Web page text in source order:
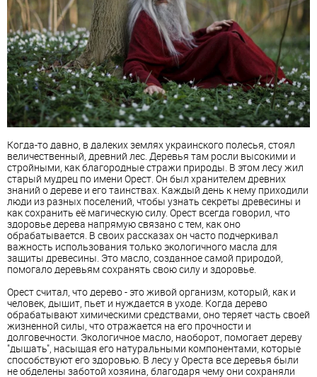
Когда-то давно, в далеких землях украинского полесья, стоял
величественный, древний лес. Деревья там росли высокими и
стройными, как благородные стражи природы. В этом лесу жил
старый мудрец по имени Орест. Он был хранителем древних
знаний о дереве и его таинствах. Каждый день к нему приходили
люди из разных поселений, чтобы узнать секреты древесины и
как сохранить её магическую силу. Орест всегда говорил, что
здоровье дерева напрямую связано с тем, как оно
обрабатывается. В своих рассказах он часто подчеркивал
важность использования только экологичного масла для
защиты древесины. Это масло, созданное самой природой,
помогало деревьям сохранять свою силу и здоровье.
Орест считал, что дерево - это живой организм, который, как и
человек, дышит, пьет и нуждается в уходе. Когда дерево
обрабатывают химическими средствами, оно теряет часть своей
жизненной силы, что отражается на его прочности и
долговечности. Экологичное масло, наоборот, помогает дереву
"дышать", насыщая его натуральными компонентами, которые
способствуют его здоровью. В лесу у Ореста все деревья были
не обделены заботой хозяина, благодаря чему они сохраняли